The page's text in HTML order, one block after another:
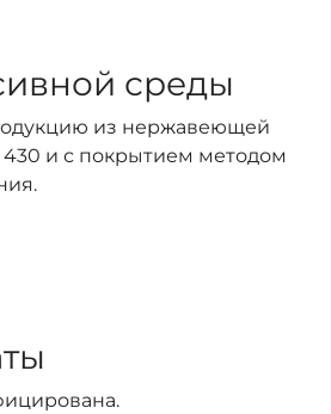
среды
из нержавеющей
430 и с покрытием методом